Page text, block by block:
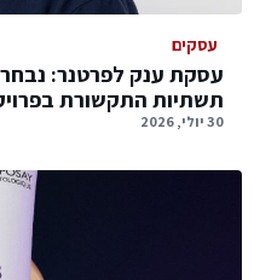
עסקים
עסקת ענק לפרטנר:
תשתיות התקשורת
30 יולי, 2026